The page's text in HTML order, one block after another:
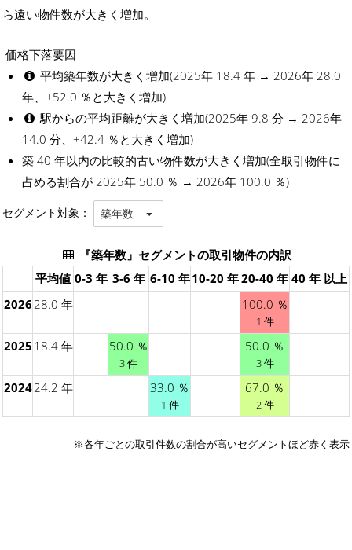
ら遠い物件数が大きく増加。
価格下落要因
平均築年数が大きく増加(2025年 18.4 年 → 2026年 28.0
年、+52.0 ％と大きく増加)
駅からの平均距離が大きく増加(2025年 9.8 分 → 2026年
14.0 分、+42.4 ％と大きく増加)
築 40 年以内の比較的古い物件数が大きく増加(全取引物件に
占める割合が 2025年 50.0 ％ → 2026年 100.0 ％)
セグメント対象： 築年数
『築年数』セグメントの取引物件の内訳
平均値 0-3 年 3-6 年 6-10 年10-20 年20-40 年 40 年 以上
2026 28.0 年 100.0 ％
1 件
2025 18.4 年 50.0 ％
3 件
50.0 ％
3 件
202424.2 年 33.0 ％
1 件
67.0 ％
2 件
※各年ごとの取引件数の割合が高いセグメントほど赤く表示